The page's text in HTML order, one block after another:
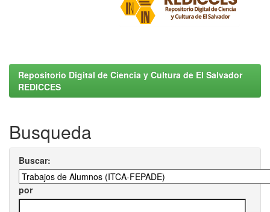
Repositorio Digital de Ciencia y Cultura de El Salvador
REDICCES
Busqueda
Buscar:
por